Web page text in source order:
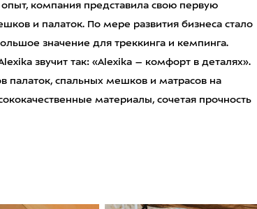
опыт, компания представила свою первую
и палаток. По мере развития бизнеса стало
значение для треккинга и кемпинга.
звучит так: «Alexika – комфорт в деталях».
палаток, спальных мешков и матрасов на
материалы, сочетая прочность